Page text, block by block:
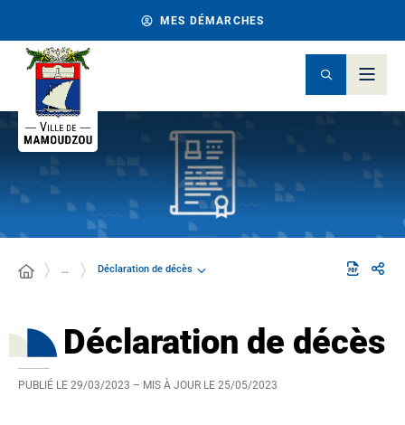
MES DÉMARCHES
… Déclaration de décès
Déclaration de décès
PUBLIÉ LE 29/03/2023 – MIS À JOUR LE 25/05/2023